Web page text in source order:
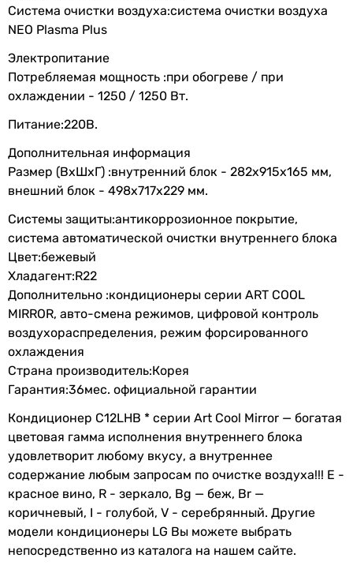
Тип компрессора
обычный
обычный
обычный
обычный
обычный
обычный
обычный
Тип внутреннего блока
настенный
настенный
настенный
настенный
настенный
настенный
настенный
настенный
настенный
настенный
настенный
Маркировка кондиционера
12 тыс. BTU
12 тыс. BTU
12 тыс. BTU
12 тыс. BTU
Класс
энергоэффективности
A
Расход воздуха
внутреннего
блока
номинальная
мощность
Электропитание
Электропитание 230 В
Номинальная
сила тока
Режимы работы и температуры
Режим
работы
охлаждение и обогрев
осушение, вентиляция
Мин.
температура
на обогрев
-10 °C
Макс.
температура
на
охлаждение
43 °C
Система очистки воздуха:система очистки воздуха
NEO Plasma Plus
Электропитание
Потребляемая мощность :при обогреве / при
охлаждении - 1250 / 1250 Вт.
Питание:220В.
Дополнительная информация
Размер (ВхШхГ) :внутренний блок - 282х915х165 мм,
внешний блок - 498х717x229 мм.
Системы защиты:антикоррозионное покрытие,
система автоматической очистки внутреннего блока
Цвет:бежевый
Хладагент:R22
Дополнительно :кондиционеры серии ART COOL
MIRROR, авто-смена режимов, цифровой контроль
воздухораспределения, режим форсированного
охлаждения
Страна производитель:Корея
Гарантия:36мес. официальной гарантии
Кондиционер C12LHB * серии Art Cool Mirror — богатая
цветовая гамма исполнения внутреннего блока
удовлетворит любому вкусу, а внутреннее
содержание любым запросам по очистке воздуха!!! E -
красное вино, R - зеркало, Bg — беж, Br —
коричневый, I - голубой, V - серебрянный. Другие
модели кондиционеры LG Вы можете выбрать
непосредственно из каталога на нашем сайте.